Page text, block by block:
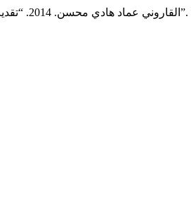
القاروني عماد هادي محسن. 2014. “تقدير ومقارنة السمية الحادة لبعض العناصر الثقيلة تجاه نوعين من قواقع المياه العذبة”.